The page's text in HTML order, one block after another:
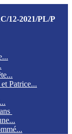
12-2021/PL/P
Patrice...